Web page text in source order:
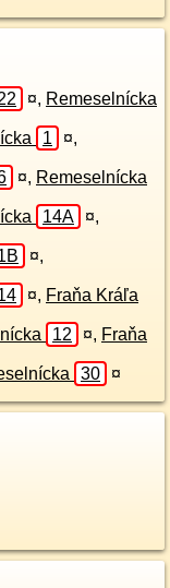
¤, Remeselnícka
1 ¤,
¤, Remeselnícka
14A ¤,
¤,
¤, Fraňa Kráľa
12 ¤, Fraňa
30 ¤